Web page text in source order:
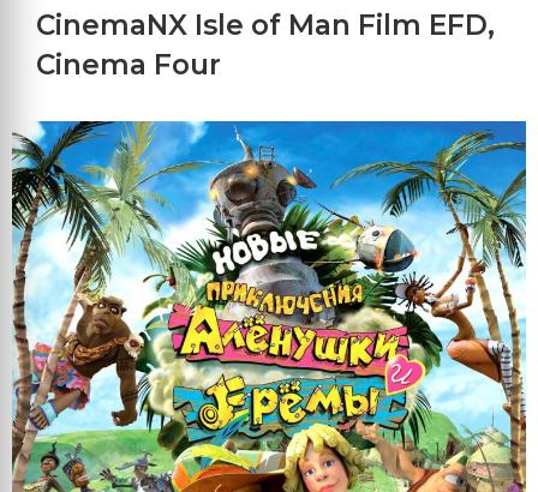
CinemaNX Isle of Man Film EFD,
Cinema Four